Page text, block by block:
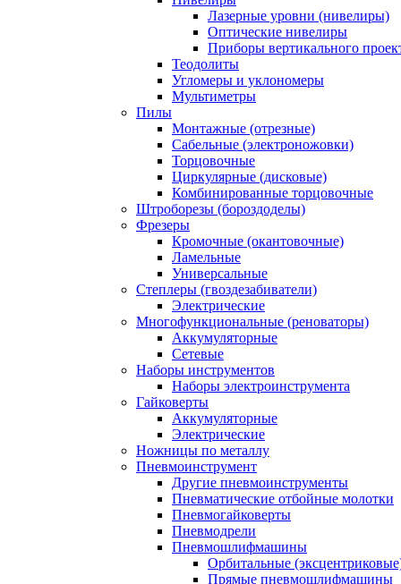
Лазерные уровни (нивелиры)
Оптические нивелиры
Приборы вертикального
Теодолиты
Угломеры и уклономеры
Мультиметры
Пилы
Монтажные (отрезные)
Сабельные (электроножовки)
Торцовочные
Циркулярные (дисковые)
Комбинированные торцовочные
Штроборезы (бороздоделы)
Фрезеры
Кромочные (окантовочные)
Ламельные
Универсальные
Степлеры (гвоздезабиватели)
Электрические
Многофункциональные (реноваторы)
Аккумуляторные
Сетевые
Наборы инструментов
Наборы электроинструмента
Гайковерты
Аккумуляторные
Электрические
Ножницы по металлу
Пневмоинструмент
Другие пневмоинструменты
Пневматические отбойные молотки
Пневмогайковерты
Пневмодрели
Пневмошлифмашины
Орбитальные
Прямые пневмошлифмашины